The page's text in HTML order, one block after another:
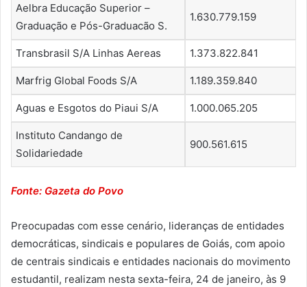
Aelbra Educação Superior –
Graduação e Pós-Graduacão S.
1.630.779.159
Transbrasil S/A Linhas Aereas 1.373.822.841
Marfrig Global Foods S/A 1.189.359.840
Aguas e Esgotos do Piaui S/A 1.000.065.205
Instituto Candango de
Solidariedade
900.561.615
Fonte: Gazeta do Povo
Preocupadas com esse cenário, lideranças de entidades
democráticas, sindicais e populares de Goiás, com apoio
de centrais sindicais e entidades nacionais do movimento
estudantil, realizam nesta sexta-feira, 24 de janeiro, às 9